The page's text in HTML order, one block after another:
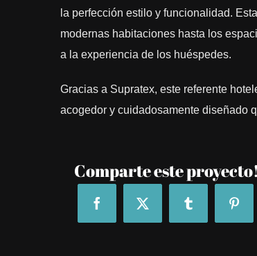
la perfección estilo y funcionalidad.
modernas habitaciones hasta los
a la experiencia de los huéspedes.
Gracias a Supratex, este referente
acogedor y cuidadosamente diseñado
Comparte este proyecto!